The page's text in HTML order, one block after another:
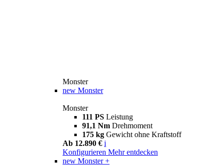
Monster
new Monster
Monster
111 PS Leistung
91,1 Nm Drehmoment
175 kg Gewicht ohne Kraftstoff
Ab 12.890 € i
Konfigurieren Mehr entdecken
new Monster +